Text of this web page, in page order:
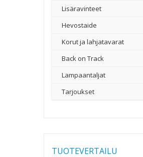
Lisäravinteet
Hevostaide
Korut ja lahjatavarat
Back on Track
Lampaantaljat
Tarjoukset
TUOTEVERTAILU